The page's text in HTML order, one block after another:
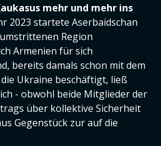
mehr und mehr ins
2023 startete Aserbaidschan
Region
Armenien für sich
bereits damals schon mit dem
Ukraine beschäftigt, ließ
- obwohl beide Mitglieder der
über kollektive Sicherheit
Gegenstück zur auf die